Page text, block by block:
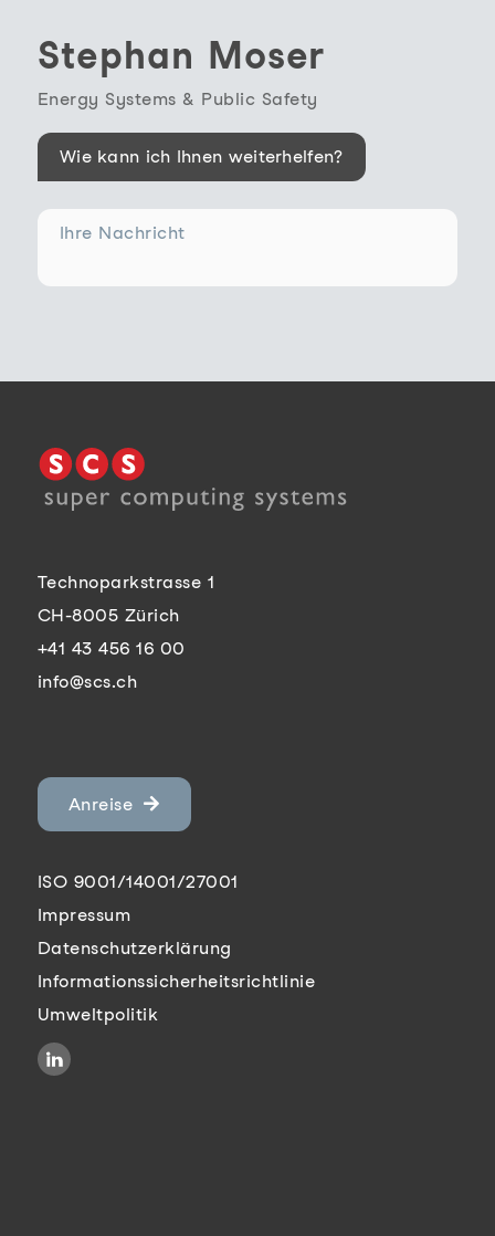
Stephan Moser
Energy Systems & Public Safety
Wie kann ich Ihnen weiterhelfen?
Ihre Nachricht
Technoparkstrasse 1
CH-8005 Zürich
+41 43 456 16 00
info@scs.ch
Anreise
ISO 9001/14001/27001
Impressum
Datenschutzerklärung
Informationssicherheitsrichtlinie
Umweltpolitik